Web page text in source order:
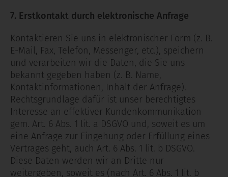
7. Erstkontakt durch elektronische Anfrage
Kontaktieren Sie uns in elektronischer Form (z. B.
E-Mail, Fax, Telefon, Messenger, etc.), speichern
und verarbeiten wir die Daten, die Sie uns
bekannt gegeben haben (z. B. Name,
Kontaktinformationen, Inhalt der Anfrage).
Rechtsgrundlage dafür ist unser berechtigtes
Interesse an effektiver Kundenkommunikation
gem. Art. 6 Abs. 1 lit. a DSGVO und, soweit es um
eine Anfrage zur Eingehung oder Erfüllung eines
Vertrages geht, auch Art. 6 Abs. 1 lit. b DSGVO.
Diese Daten werden wir an Dritte nur
weitergeben, soweit es (nach Art. 6 Abs. 1 lit. b